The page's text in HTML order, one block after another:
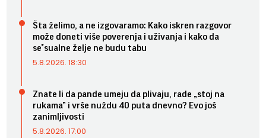
Šta želimo, a ne izgovaramo: Kako iskren razgovor
može doneti više poverenja i uživanja i kako da
se*sualne želje ne budu tabu
5.8.2026. 18:30
Znate li da pande umeju da plivaju, rade „stoj na
rukama” i vrše nuždu 40 puta dnevno? Evo još
zanimljivosti
5.8.2026. 17:00